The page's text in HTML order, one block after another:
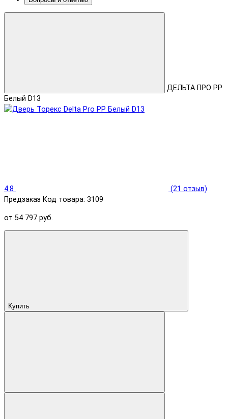
ДЕЛЬТА ПРО PP
Белый D13
4.8
(21 отзыв)
Предзаказ Код товара: 3109
от 54 797 руб.
Купить